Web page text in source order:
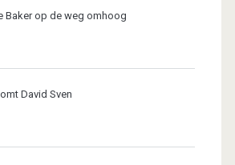
Baker op de weg omhoog
David Sven